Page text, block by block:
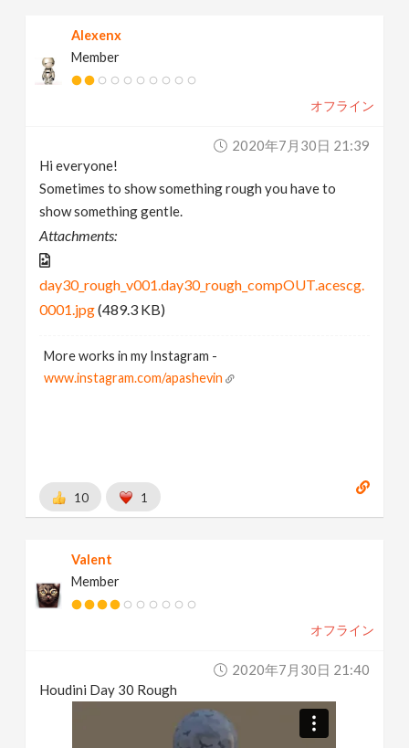
Alexenx
Member
オフライン
2020年7月30日 21:39
Hi everyone!
Sometimes to show something rough you have to
show something gentle.
Attachments:
day30_rough_v001.day30_rough_compOUT.acescg.
0001.jpg(489.3 KB)
More works in my Instagram -
www.instagram.com/apashevin
10 1
Valent
Member
オフライン
2020年7月30日 21:40
Houdini Day 30 Rough